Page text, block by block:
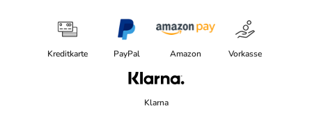
Kreditkarte PayPal Amazon Vorkasse
Klarna